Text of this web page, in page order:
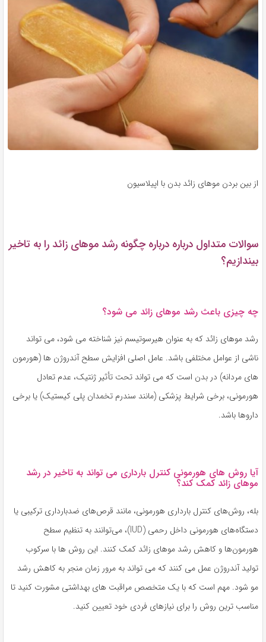
از بین بردن موهای زائد بدن با اپیلاسیون
سوالات متداول درباره درباره چگونه رشد موهای زائد را به تاخیر
بیندازیم؟
چه چیزی باعث رشد موهای زائد می شود؟
رشد موهای زائد که به عنوان هیرسوتیسم نیز شناخته می شود، می تواند
ناشی از عوامل مختلفی باشد. عامل اصلی افزایش سطح آندروژن ها (هورمون
های مردانه) در بدن است که می تواند تحت تأثیر ژنتیک، عدم تعادل
هورمونی، برخی شرایط پزشکی (مانند سندرم تخمدان پلی کیستیک) یا برخی
داروها باشد.
آیا روش های هورمونی کنترل بارداری می تواند به تاخیر در رشد
موهای زائد کمک کند؟
بله، روش‌های کنترل بارداری هورمونی، مانند قرص‌های ضدبارداری ترکیبی یا
دستگاه‌های هورمونی داخل رحمی (IUD)، می‌توانند به تنظیم سطح
هورمون‌ها و کاهش رشد موهای زائد کمک کنند. این روش ها با سرکوب
تولید آندروژن عمل می کنند که می تواند به مرور زمان منجر به کاهش رشد
مو شود. مهم است که با یک متخصص مراقبت های بهداشتی مشورت کنید تا
مناسب ترین روش را برای نیازهای فردی خود تعیین کنید.